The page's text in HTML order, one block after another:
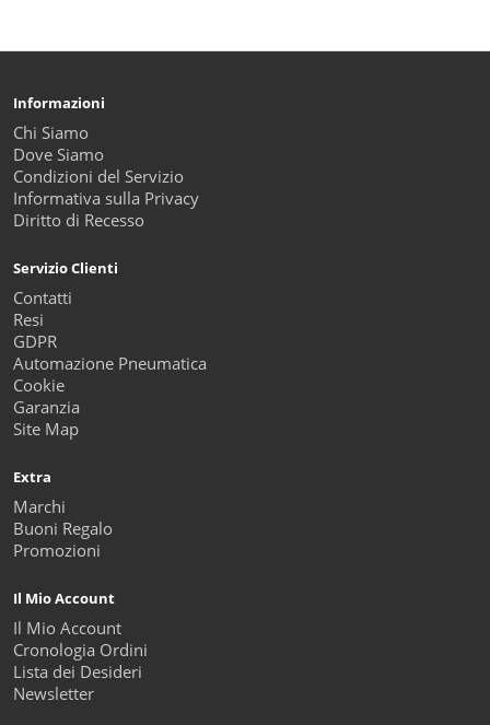
Informazioni
Chi Siamo
Dove Siamo
Condizioni del Servizio
Informativa sulla Privacy
Diritto di Recesso
Servizio Clienti
Contatti
Resi
GDPR
Automazione Pneumatica
Cookie
Garanzia
Site Map
Extra
Marchi
Buoni Regalo
Promozioni
Il Mio Account
Il Mio Account
Cronologia Ordini
Lista dei Desideri
Newsletter